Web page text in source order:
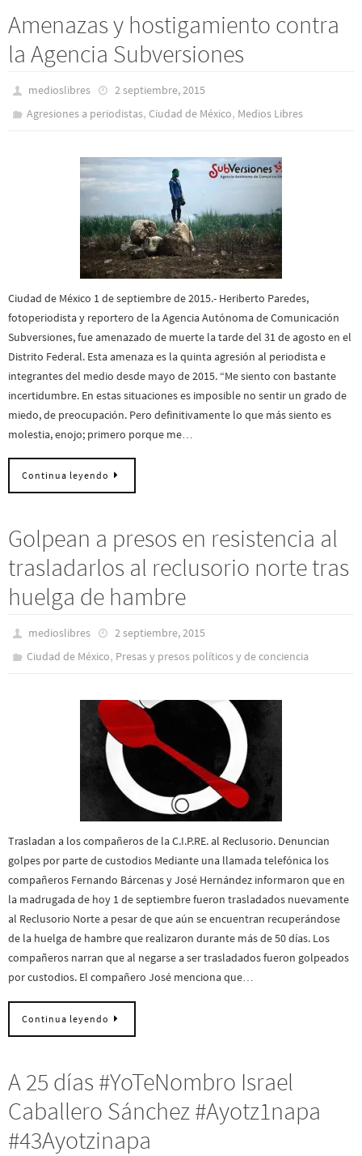
Amenazas y hostigamiento contra
la Agencia Subversiones
medioslibres
2 septiembre, 2015
Agresiones a periodistas,Ciudad de México, Medios Libres
Ciudad de México 1 de septiembre de 2015.- Heriberto Paredes,
fotoperiodista y reportero de la Agencia Autónoma de Comunicación
Subversiones, fue amenazado de muerte la tarde del 31 de agosto en el
Distrito Federal. Esta amenaza es la quinta agresión al periodista e
integrantes del medio desde mayo de 2015. “Me siento con bastante
incertidumbre. En estas situaciones es imposible no sentir un grado de
miedo, de preocupación. Pero definitivamente lo que más siento es
molestia, enojo; primero porque me…
Continua leyendo
Golpean a presos en resistencia al
trasladarlos al reclusorio norte tras
huelga de hambre
medioslibres
2 septiembre, 2015
Ciudad de México, Presas y presos polí­ticos y de conciencia
Trasladan a los compañeros de la C.I.P.RE. al Reclusorio. Denuncian
golpes por parte de custodios Mediante una llamada telefónica los
compañeros Fernando Bárcenas y José Hernández informaron que en
la madrugada de hoy 1 de septiembre fueron trasladados nuevamente
al Reclusorio Norte a pesar de que aún se encuentran recuperándose
de la huelga de hambre que realizaron durante más de 50 días. Los
compañeros narran que al negarse a ser trasladados fueron golpeados
por custodios. El compañero José menciona que…
Continua leyendo
A 25 días #YoTeNombro Israel
Caballero Sánchez #Ayotz1napa
#43Ayotzinapa